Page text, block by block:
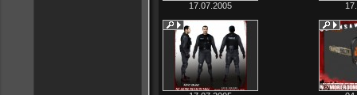
17.07.2005